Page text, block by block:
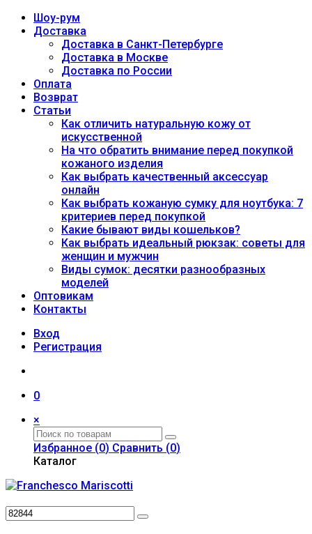
Шоу-рум
Доставка
Доставка в Санкт-Петербурге
Доставка в Москве
Доставка по России
Оплата
Возврат
Статьи
Как отличить натуральную кожу от
искусственной
На что обратить внимание перед покупкой
кожаного изделия
Как выбрать качественный аксессуар
онлайн
Как выбрать кожаную сумку для ноутбука: 7
критериев перед покупкой
Какие бывают виды кошельков?
Как выбрать идеальный рюкзак: советы для
женщин и мужчин
Виды сумок: десятки разнообразных
моделей
Оптовикам
Контакты
Вход
Регистрация
0
×
Избранное (0) Сравнить (0)
Каталог